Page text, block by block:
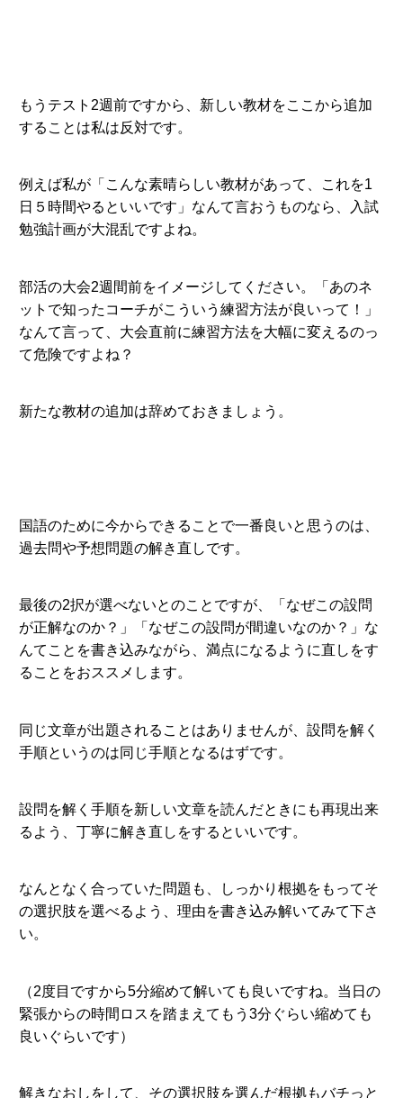
もうテスト2週前ですから、新しい教材をここから追加
することは私は反対です。
例えば私が「こんな素晴らしい教材があって、これを1
日５時間やるといいです」なんて言おうものなら、入試
勉強計画が大混乱ですよね。
部活の大会2週間前をイメージしてください。「あのネ
ットで知ったコーチがこういう練習方法が良いって！」
なんて言って、大会直前に練習方法を大幅に変えるのっ
て危険ですよね？
新たな教材の追加は辞めておきましょう。
国語のために今からできることで一番良いと思うのは、
過去問や予想問題の解き直しです。
最後の2択が選べないとのことですが、「なぜこの設問
が正解なのか？」「なぜこの設問が間違いなのか？」な
んてことを書き込みながら、満点になるように直しをす
ることをおススメします。
同じ文章が出題されることはありませんが、設問を解く
手順というのは同じ手順となるはずです。
設問を解く手順を新しい文章を読んだときにも再現出来
るよう、丁寧に解き直しをするといいです。
なんとなく合っていた問題も、しっかり根拠をもってそ
の選択肢を選べるよう、理由を書き込み解いてみて下さ
い。
（2度目ですから5分縮めて解いても良いですね。当日の
緊張からの時間ロスを踏まえてもう3分ぐらい縮めても
良いぐらいです）
解きなおしをして、その選択肢を選んだ根拠もバチっと